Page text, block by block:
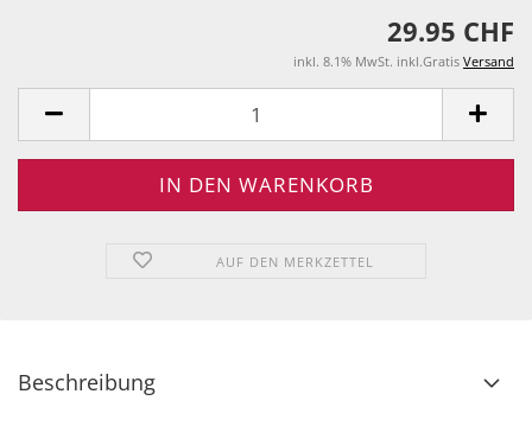
29.95 CHF
inkl. 8.1% MwSt. inkl.Gratis Versand
AUF DEN MERKZETTEL
Beschreibung